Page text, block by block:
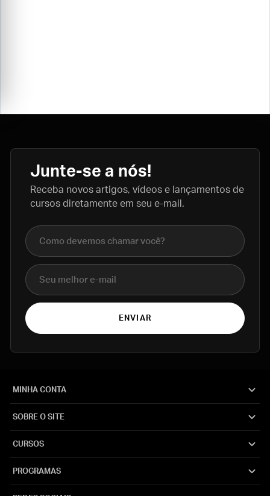
Junte-se a nós!
Receba novos artigos, vídeos e lançamentos de
cursos diretamente em seu e-mail.
Nome completo
E-mail
ENVIAR
MINHA CONTA
SOBRE O SITE
CURSOS
PROGRAMAS